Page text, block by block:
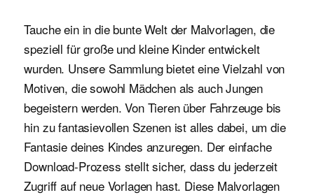
Tauche ein in die bunte Welt der Malvorlagen, die
speziell für große und kleine Kinder entwickelt
wurden. Unsere Sammlung bietet eine Vielzahl von
Motiven, die sowohl Mädchen als auch Jungen
begeistern werden. Von Tieren über Fahrzeuge bis
hin zu fantasievollen Szenen ist alles dabei, um die
Fantasie deines Kindes anzuregen. Der einfache
Download-Prozess stellt sicher, dass du jederzeit
Zugriff auf neue Vorlagen hast. Diese Malvorlagen